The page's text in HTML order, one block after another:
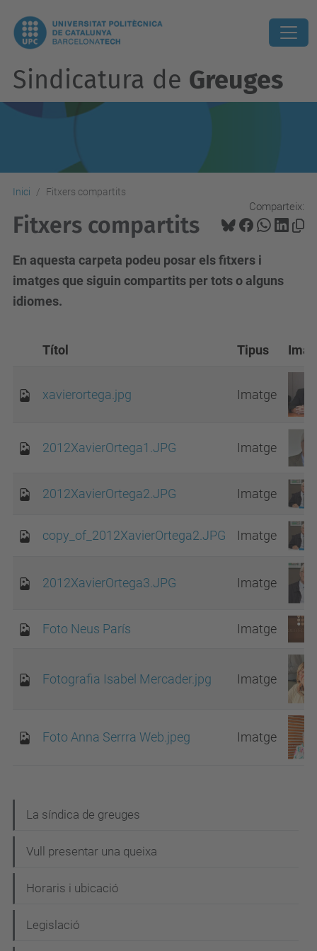
Sindicatura de Greuges
Inici Fitxers compartits
Comparteix:
Fitxers compartits
En aquesta carpeta podeu posar els fitxers i
imatges que siguin compartits per tots o alguns
idiomes.
Títol Tipus
xavierortega.jpg Imatge
2012XavierOrtega1.JPG Imatge
2012XavierOrtega2.JPG Imatge
copy_of_2012XavierOrtega2.JPG Imatge
2012XavierOrtega3.JPG Imatge
Foto Neus París Imatge
Fotografia Isabel Mercader.jpg Imatge
Foto Anna Serrra Web.jpeg Imatge
a
v
g
a
La síndica de greuges
Vull presentar una queixa
Horaris i ubicació
Legislació